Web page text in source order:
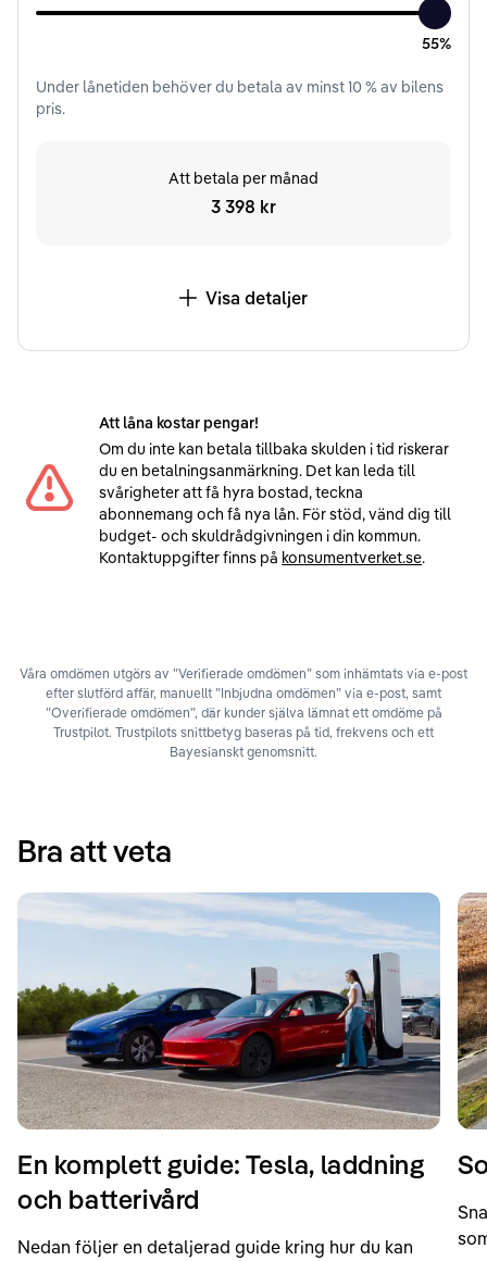
55%
Under lånetiden behöver du betala av minst10% av bilens
pris.
Att betala per månad
3 398 kr
Visa detaljer
Att låna kostar pengar!
Om du inte kan betala tillbaka skulden i tid riskerar
du en betalningsanmärkning. Det kan leda till
svårigheter att få hyra bostad, teckna
abonnemang och få nya lån. För stöd, vänd dig till
budget- och skuldrådgivningen i din kommun.
Kontaktuppgifter finns på konsumentverket.se.
Våra omdömen utgörs av ”Verifierade omdömen” som inhämtats via e-post
efter slutförd affär, manuellt ”Inbjudna omdömen” via e-post, samt
”Overifierade omdömen”, där kunder själva lämnat ett omdöme på
Trustpilot. Trustpilots snittbetyg baseras på tid, frekvens och ett
Bayesianskt genomsnitt.
Bra att veta
En komplett guide: Tesla, laddning
och batterivård
Nedan följer en detaljerad guide kring hur du kan